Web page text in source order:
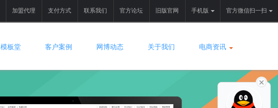
加盟代理 支付方式 联系我们 官方论坛 旧版官网 手机版 官方微信扫一扫
模板堂 客户案例 网博动态 关于我们 电商资讯